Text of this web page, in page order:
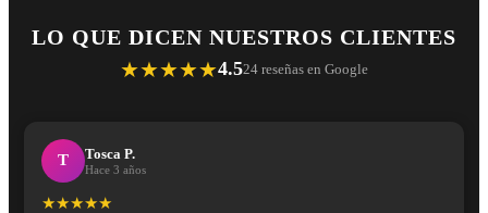
LO QUE DICEN NUESTROS CLIENTES
★★★★★4.524 reseñas en Google
T Tosca P.
Hace 3 años
★★★★★